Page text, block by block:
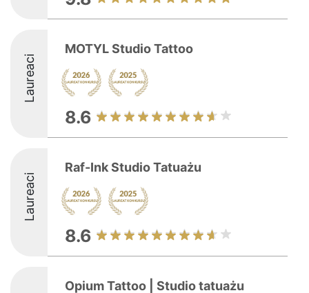
Laureaci
MOTYL Studio Tattoo
8.6
Laureaci
Raf-Ink Studio Tatuażu
8.6
Opium Tattoo | Studio tatuażu